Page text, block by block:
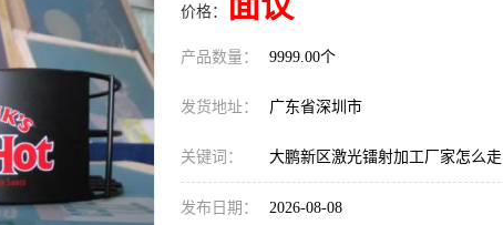
价格：
产品数量： 9999.00个
发货地址： 广东省深圳市
关键词： 大鹏新区激光镭射加工厂家怎么走
发布日期： 2026-08-08